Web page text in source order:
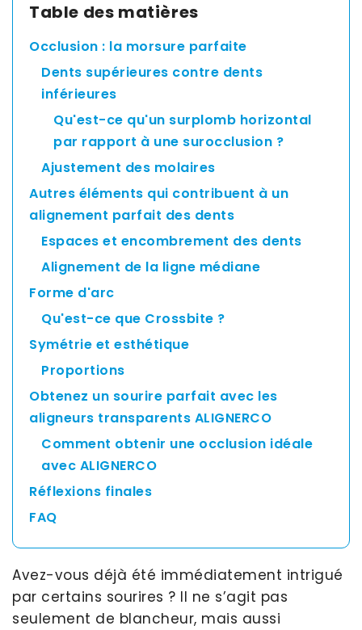
Switzerland
English
Pacific
Australia
New
Zealand
Malaysia
Table des matières
Occlusion : la morsure parfaite
Dents supérieures contre dents
inférieures
Qu'est-ce qu'un surplomb horizontal
par rapport à une surocclusion ?
Ajustement des molaires
Autres éléments qui contribuent à un
alignement parfait des dents
Espaces et encombrement des dents
Alignement de la ligne médiane
Forme d'arc
Qu'est-ce que Crossbite ?
Symétrie et esthétique
Proportions
Obtenez un sourire parfait avec les
aligneurs transparents ALIGNERCO
Comment obtenir une occlusion idéale
avec ALIGNERCO
Réflexions finales
FAQ
Avez-vous déjà été immédiatement intrigué
par certains sourires ? Il ne s’agit pas
seulement de blancheur, mais aussi